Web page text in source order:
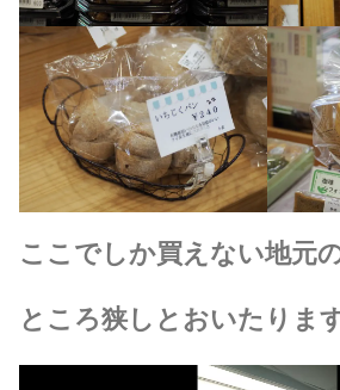
ここでしか買えない地元
ところ狭しとおいたりま